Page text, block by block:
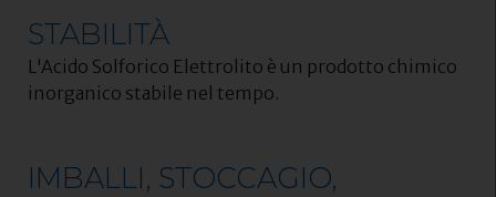
STABILITÀ
L'Acido Solforico Elettrolito è un prodotto chimico
inorganico stabile nel tempo.
IMBALLI, STOCCAGIO,